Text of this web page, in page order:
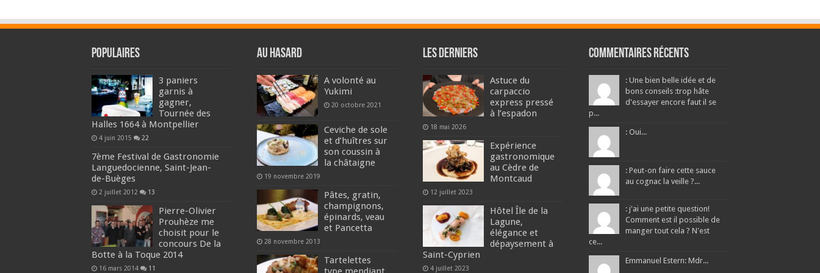
Populaires
3 paniers
garnis à
gagner,
Tournée des
Halles 1664 à Montpellier
4 juin 2015 22
7ème Festival de Gastronomie
Languedocienne, Saint-Jean-
de-Buèges
2 juillet 2012 13
Pierre-Olivier
Prouhèze me
choisit pour le
concours De la
Botte à la Toque 2014
16 mars 2014 11
Au hasard
A volonté au
Yukimi
20 octobre 2021
Ceviche de sole
et d’huîtres sur
son coussin à
la châtaigne
19 novembre 2019
Pâtes, gratin,
champignons,
épinards, veau
et Pancetta
28 novembre 2013
Tartelettes
Les derniers
Astuce du
carpaccio
express pressé
à l’espadon
18 mai 2026
Expérience
gastronomique
au Cèdre de
Montcaud
12 juillet 2023
Hôtel Île de la
Lagune,
élégance et
dépaysement à
Saint-Cyprien
4 juillet 2023
Commentaires récents
: Une bien belle idée et de
bons conseils :trop hâte
d'essayer encore faut il se
p...
: Oui...
: Peut-on faire cette sauce
au cognac la veille ?...
: j'ai une petite question!
Comment est il possible de
manger tout cela ? N'est
ce...
Emmanuel Estern: Mdr...